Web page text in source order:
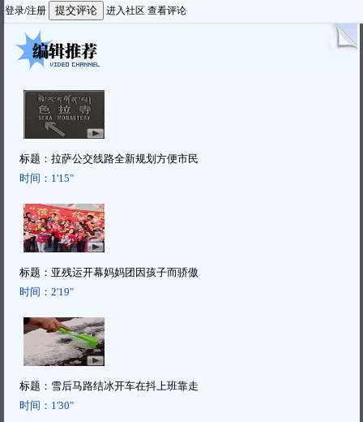
登录/注册 进入社区 查看评论
标题： 拉萨公交线路全新规划方便市民
时间： 1'15"
标题： 亚残运开幕妈妈团因孩子而骄傲
时间： 2'19"
标题： 雪后马路结冰开车在抖上班靠走
时间： 1'30"